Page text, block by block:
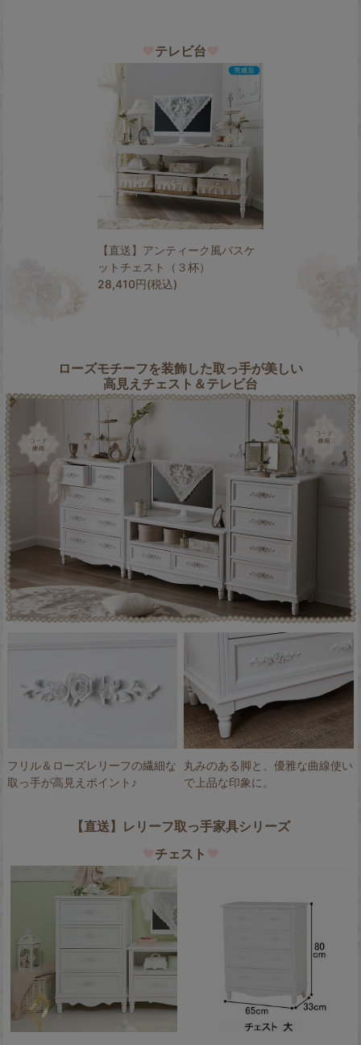
テレビ台
【直送】アンティーク風バスケ
ットチェスト（３杯）
28,410円(税込)
ローズモチーフを装飾した取っ手が美しい
高見えチェスト＆テレビ台
フリル＆ローズレリーフの繊細な
取っ手が高見えポイント♪
丸みのある脚と、優雅な曲線使い
で上品な印象に。
【直送】レリーフ取っ手家具シリーズ
チェスト